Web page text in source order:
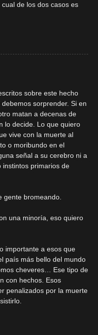
de los dos casos es
sobre este hecho
sorprender. Si en
matan a decenas de
lo decide. Lo que quiero
vive con la muerte al
o moribundo en el
señal a su cerebro ni a
instintos primarios de
gente bromeando.
una minoría, eso quiero
importante a esos que
país más bello del mundo
cheveres… Ese tipo de
con hechos. Esos
penalizados por la muerte